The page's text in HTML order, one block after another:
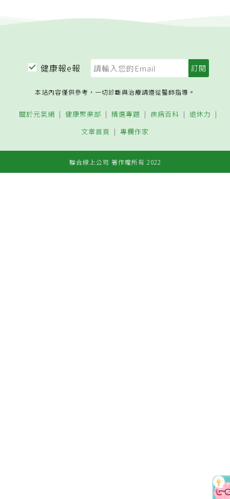
健康報e報
本站內容僅供參考，一切診斷與治療請遵從醫師指導。
關於元氣網 健康聚樂部 精選專題 疾病百科
退休力
文章首頁
專欄作家
聯合線上公司 著作權所有 2022